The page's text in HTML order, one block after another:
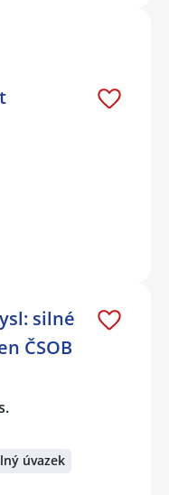
silné
ČSOB
úvazek